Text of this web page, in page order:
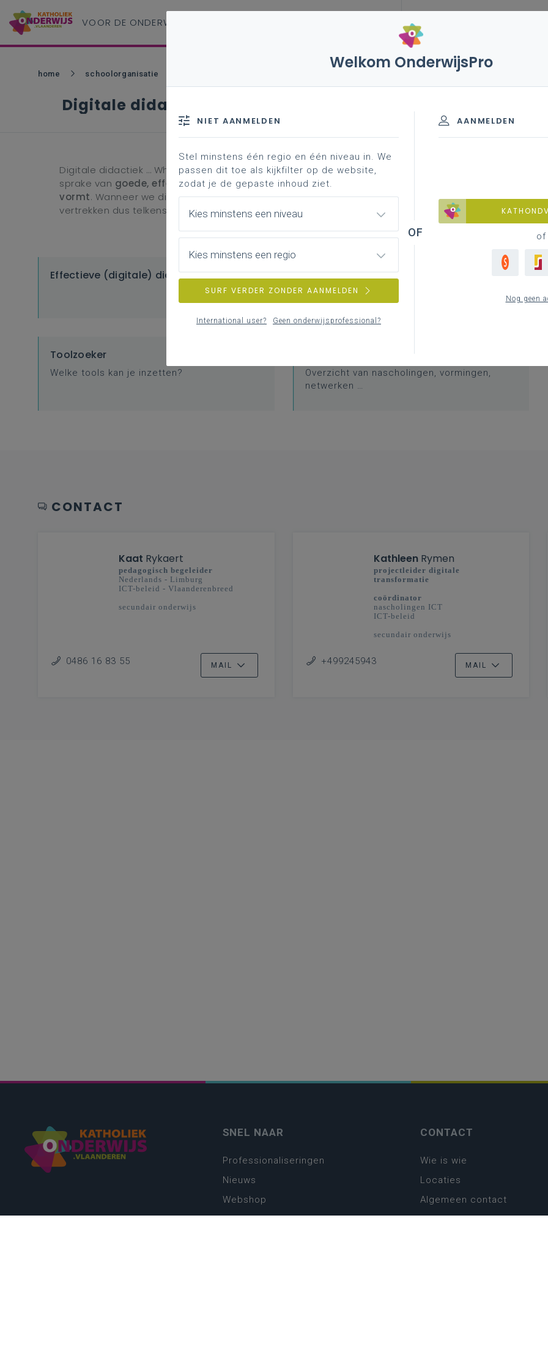
VOOR DE ONDERWIJS
home schoolorganisatie
Digitale didactiek
Digitale didactiek … What’s in a name? Want bestaat er eigenlijk wel zoiets als digitale didactiek? Of is
sprake van goede, effectieve didactiek waar digitalisering op sommige momenten een
vormt. Wanneer we digitalisering inzetten, houden we immers het leren van de leerlingen voor ogen.
vertrekken dus telkens vanuit hetdidactische doel en niet vanuit de tool
Effectieve (digitale) didactiek Digitale lessen opbouwen
Wanneer en waarom zet je tools in?
Toolzoeker
Welke tools kan je inzetten?
Overzicht van nascholingen, vormingen,
netwerken …
CONTACT
Kaat Rykaert
pedagogisch begeleider
Nederlands - Limburg
ICT-beleid - Vlaanderenbreed
secundair onderwijs
0486 16 83 55 MAIL
KathleenRymen
projectleider digitale
transformatie
coördinator
nascholingen ICT
ICT-beleid
secundair onderwijs
+499245943 MAIL
SNEL NAAR
Professionaliseringen
Nieuws
Webshop
Vacatures
CONTACT
Wie is wie
Locaties
Algemeen contact
Helpdesk
Welkom OnderwijsPro
AANMELDEN
of
Nog geen
NIET AANMELDEN
Stel minstens één regio en één niveau in. We
passen dit toe als kijkfilter op de website,
zodat je de gepaste inhoud ziet.
Kies minstens een niveau
Kies minstens een regio
SURF VERDER ZONDER AANMELDEN
International user? Geen onderwijsprofessional?